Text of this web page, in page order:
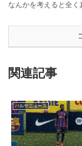
なんかを考えると全
関連記事
バルサニュース